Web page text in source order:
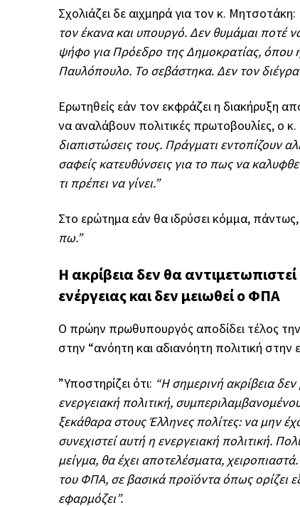
Σχολιάζει δε αιχμηρά για τον κ. Μητσοτάκη:
τον έκανα και υπουργό. Δεν θυμάμαι ποτέ
ψήφο για Πρόεδρο της Δημοκρατίας, όπου
Παυλόπουλο. Το σεβάστηκα. Δεν τον
Ερωτηθείς εάν τον εκφράζει η διακήρυξη
να αναλάβουν πολιτικές πρωτοβουλίες, ο
διαπιστώσεις τους. Πράγματι εντοπίζουν
σαφείς κατευθύνσεις για το πως να
τι πρέπει να γίνει.”
Στο ερώτημα εάν θα ιδρύσει κόμμα,
πω.”
Η ακρίβεια δεν θα
ενέργειας και δεν μειωθεί ο ΦΠΑ
Ο πρώην πρωθυπουργός αποδίδει τέλος
στην “ανόητη και αδιανόητη πολιτική στην
”Υποστηρίζει ότι: “Η σημερινή ακρίβεια
ενεργειακή πολιτική,
ξεκάθαρα στους Έλληνες πολίτες: να μην
συνεχιστεί αυτή η ενεργειακή πολιτική.
μείγμα, θα έχει αποτελέσματα,
του ΦΠΑ, σε βασικά προϊόντα όπως ορίζει
εφαρμόζει”.